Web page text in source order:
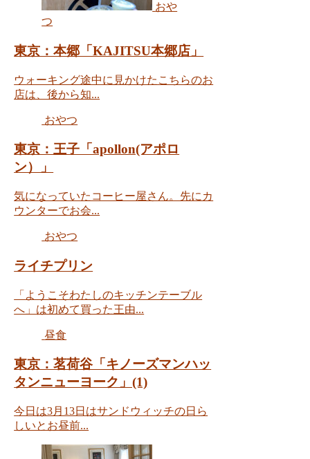
おや
つ
東京：本郷「KAJITSU本郷店」
ウォーキング途中に見かけたこちらのお
店は、後から知...
おやつ
東京：王子「apollon(アポロ
ン）」
気になっていたコーヒー屋さん。先にカ
ウンターでお会...
おやつ
ライチプリン
「ようこそわたしのキッチンテーブル
へ」は初めて買った王由...
昼食
東京：茗荷谷「キノーズマンハッ
タンニューヨーク」(1)
今日は3月13日はサンドウィッチの日ら
しいとお昼前...